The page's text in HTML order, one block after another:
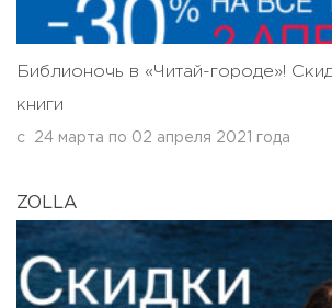
Библионочь в «Читай-городе»!
книги
с 24 марта по 02 апреля 2021 года
ZOLLA